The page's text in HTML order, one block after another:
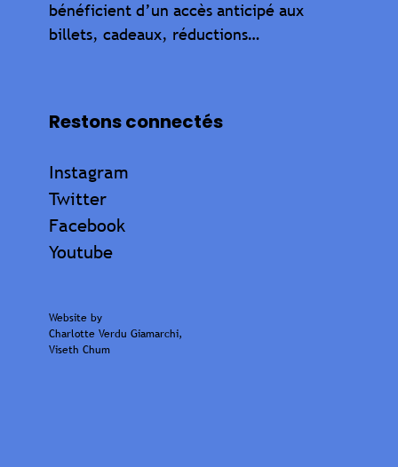
bénéficient d’un accès anticipé aux
billets, cadeaux, réductions…
Restons connectés
Instagram
Twitter
Facebook
Youtube
Website by
Charlotte Verdu Giamarchi,
Viseth Chum